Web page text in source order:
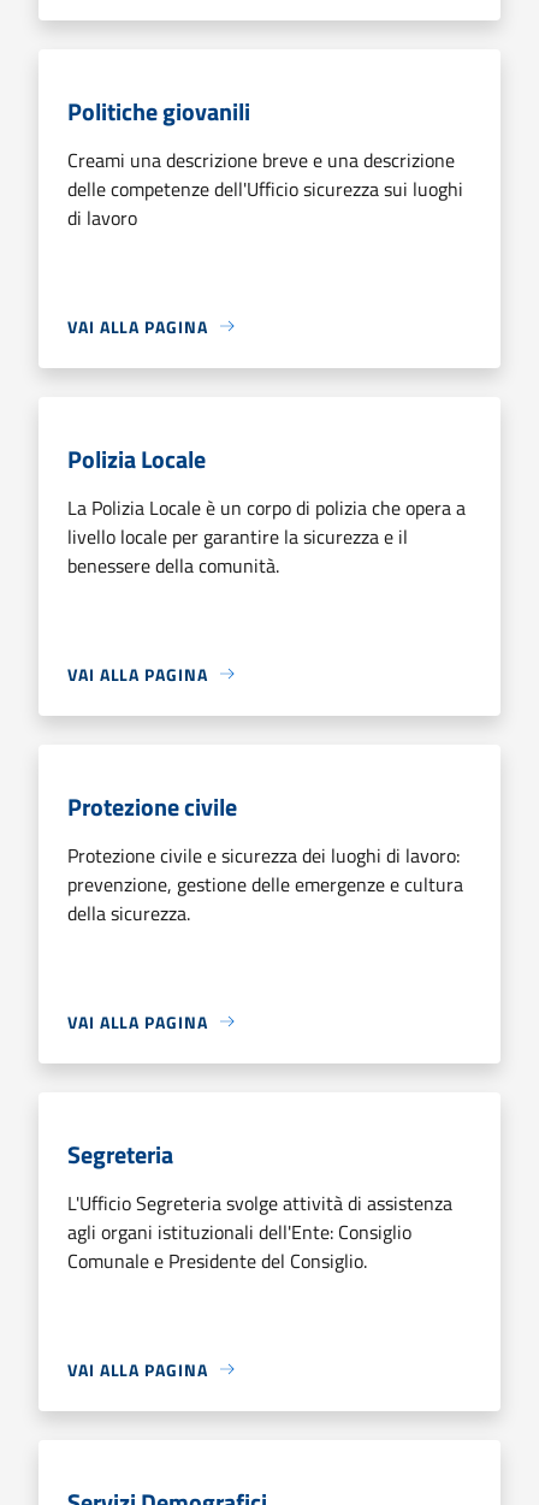
Politiche giovanili
Creami una descrizione breve e una descrizione
delle competenze dell'Ufficio sicurezza sui luoghi
di lavoro
VAI ALLA PAGINA
Polizia Locale
La Polizia Locale è un corpo di polizia che opera a
livello locale per garantire la sicurezza e il
benessere della comunità.
VAI ALLA PAGINA
Protezione civile
Protezione civile e sicurezza dei luoghi di lavoro:
prevenzione, gestione delle emergenze e cultura
della sicurezza.
VAI ALLA PAGINA
Segreteria
L'Ufficio Segreteria svolge attività di assistenza
agli organi istituzionali dell'Ente: Consiglio
Comunale e Presidente del Consiglio.
VAI ALLA PAGINA